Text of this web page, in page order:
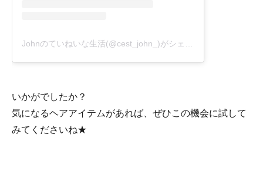
いかがでしたか？
気になるヘアアイテムがあれば、ぜひこの機会に試して
みてくださいね★